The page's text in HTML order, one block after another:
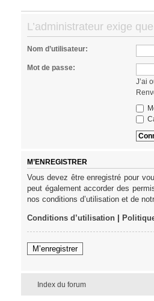
L’administrateur exige
Nom d’utilisateur:
Mot de passe:
J’ai
M’ENREGISTRER
Vous devez être enregistré pour
peut également accorder des
nos conditions d’utilisation et de
Conditions d’utilisation|
M’enregistrer
Index du forum